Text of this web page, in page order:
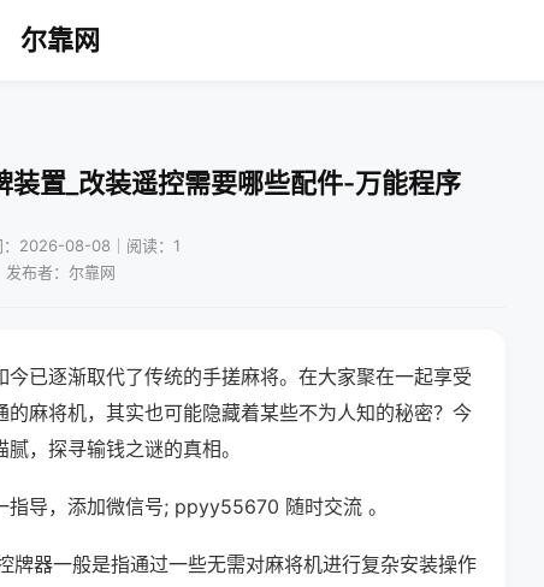
尔靠网
置_改装遥控需要哪些配件-万能程序
：2026-08-08｜阅读：1
发布者：尔靠网
已逐渐取代了传统的手搓麻将。在大家聚在一起享受
麻将机，其实也可能隐藏着某些不为人知的秘密？今
，探寻输钱之谜的真相。
导，添加微信号; ppyy55670 随时交流 。
牌器一般是指通过一些无需对麻将机进行复杂安装操作